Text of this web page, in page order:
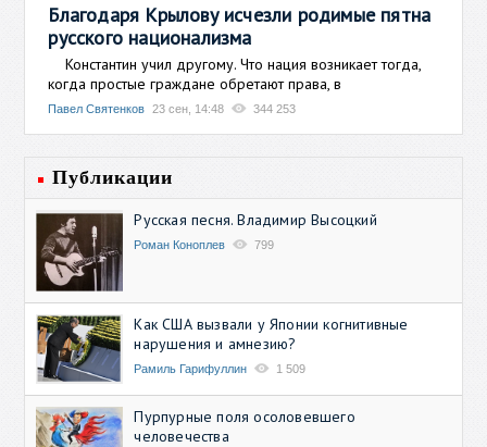
Благодаря Крылову исчезли родимые пятна
русского национализма
Константин учил другому. Что нация возникает тогда,
когда простые граждане обретают права, в
Павел Святенков 23 сен, 14:48 344 253
Публикации
Русская песня. Владимир Высоцкий
Роман Коноплев 799
Как США вызвали у Японии когнитивные
нарушения и амнезию?
Рамиль Гарифуллин 1 509
Пурпурные поля осоловевшего
человечества